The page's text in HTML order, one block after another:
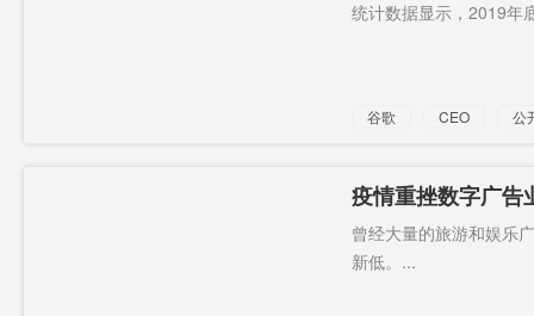
统计数据显示，2019年
谷歌 CEO 公
疫情重挫数字广
现首次下滑
曾经大量的旅游和娱乐
新低。...